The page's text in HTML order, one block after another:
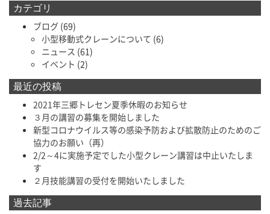
カテゴリ
ブログ (69)
小型移動式クレーンについて (6)
ニュース (61)
イベント (2)
最近の投稿
2021年三郷トレセン夏季休暇のお知らせ
３月の講習の募集を開始しました
新型コロナウイルス等の感染予防および拡散防止のためのご
協力のお願い（再）
2/2～4に実施予定でした小型クレーン講習は中止いたしま
す
２月技能講習の受付を開始いたしました
過去記事